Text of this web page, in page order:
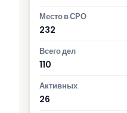
232
110
26